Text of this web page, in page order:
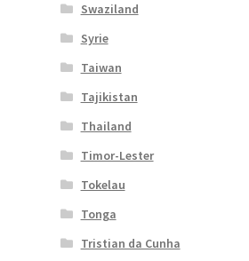
Swaziland
Syrie
Taiwan
Tajikistan
Thailand
Timor-Lester
Tokelau
Tonga
Tristian da Cunha